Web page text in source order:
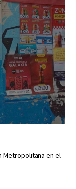
Metropolitana en el